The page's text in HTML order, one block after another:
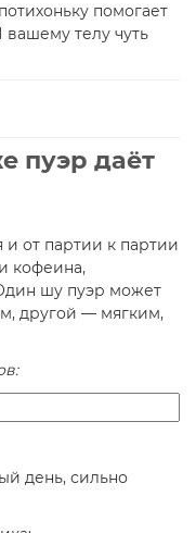
помогает
телу чуть
пуэр даёт
от партии к партии
кофеина,
шу пуэр может
другой — мягким,
день, сильно